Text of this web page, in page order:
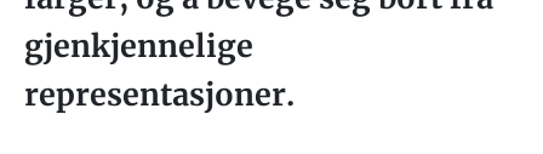
gjenkjennelige
representasjoner.